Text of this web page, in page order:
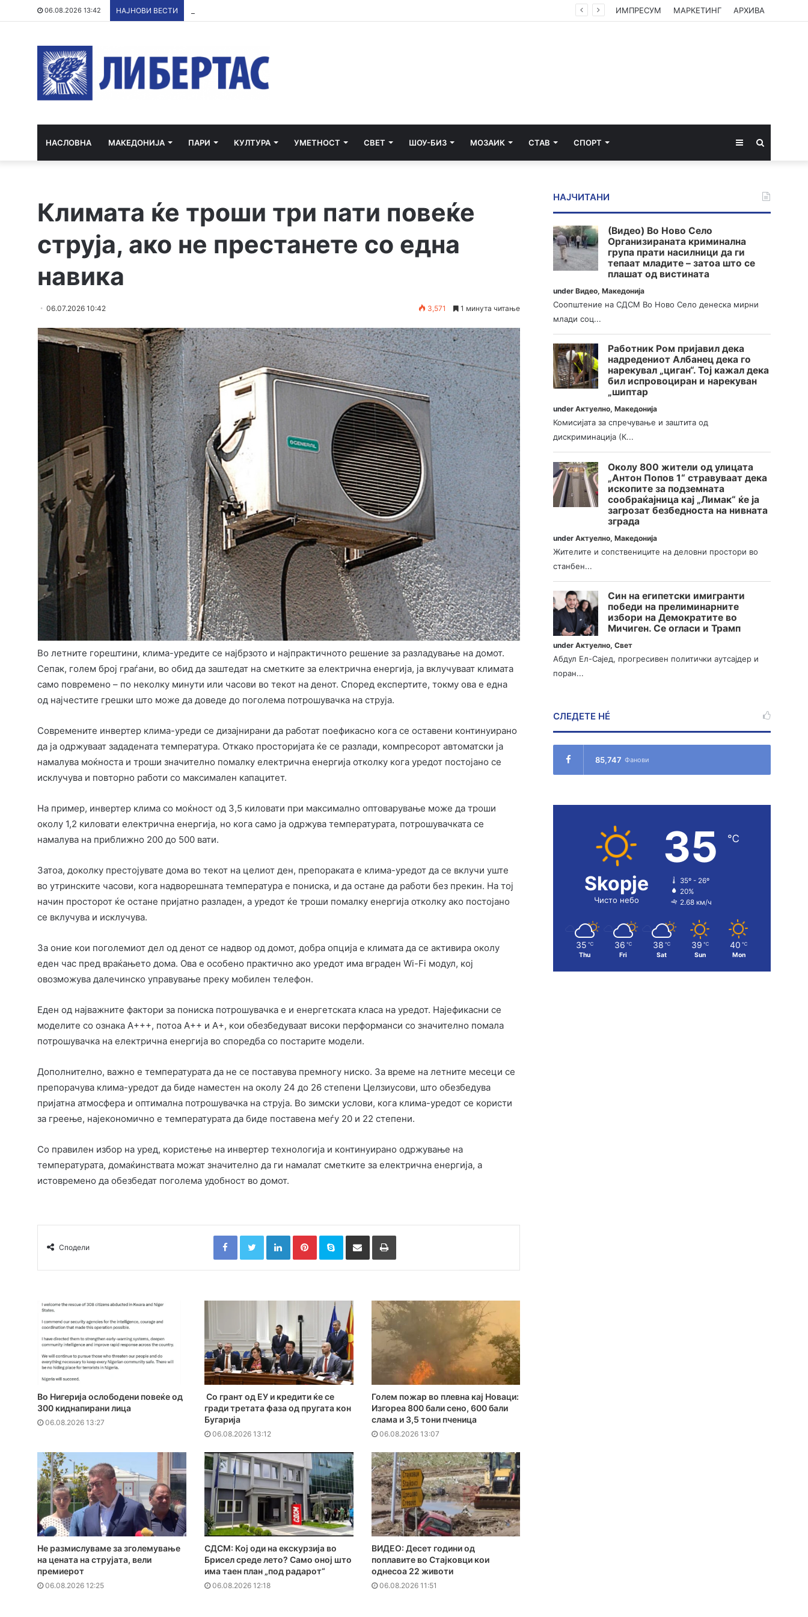
06.08.2026 13:42 НАЈНОВИ ВЕСТИ ИМПРЕСУМ МАРКЕТИНГ АРХИВА
НАСЛОВНА МАКЕДОНИЈА ПАРИ КУЛТУРА УМЕТНОСТ СВЕТ ШОУ-БИЗ МОЗАИК СТАВ СПОРТ Sidebar
Климата ќе троши три пати повеќе
струја, ако не престанете со една
навика
06.07.2026 10:42 3,571 1 минута читање
Во летните горештини, клима-уредите се најбрзото и најпрактичното решение за разладување на домот.
Сепак, голем број граѓани, во обид да заштедат на сметките за електрична енергија, ја вклучуваат климата
само повремено – по неколку минути или часови во текот на денот. Според експертите, токму ова е една
од најчестите грешки што може да доведе до поголема потрошувачка на струја.
Современите инвертер клима-уреди се дизајнирани да работат поефикасно кога се оставени континуирано
да ја одржуваат зададената температура. Откако просторијата ќе се разлади, компресорот автоматски ја
намалува моќноста и троши значително помалку електрична енергија отколку кога уредот постојано се
исклучува и повторно работи со максимален капацитет.
На пример, инвертер клима со моќност од 3,5 киловати при максимално оптоварување може да троши
околу 1,2 киловати електрична енергија, но кога само ја одржува температурата, потрошувачката се
намалува на приближно 200 до 500 вати.
Затоа, доколку престојувате дома во текот на целиот ден, препораката е клима-уредот да се вклучи уште
во утринските часови, кога надворешната температура е пониска, и да остане да работи без прекин. На тој
начин просторот ќе остане пријатно разладен, а уредот ќе троши помалку енергија отколку ако постојано
се вклучува и исклучува.
За оние кои поголемиот дел од денот се надвор од домот, добра опција е климата да се активира околу
еден час пред враќањето дома. Ова е особено практично ако уредот има вграден Wi-Fi модул, кој
овозможува далечинско управување преку мобилен телефон.
Еден од најважните фактори за пониска потрошувачка е и енергетската класа на уредот. Најефикасни се
моделите со ознака A+++, потоа A++ и A+, кои обезбедуваат високи перформанси со значително помала
потрошувачка на електрична енергија во споредба со постарите модели.
Дополнително, важно е температурата да не се поставува премногу ниско. За време на летните месеци се
препорачува клима-уредот да биде наместен на околу 24 до 26 степени Целзиусови, што обезбедува
пријатна атмосфера и оптимална потрошувачка на струја. Во зимски услови, кога клима-уредот се користи
за греење, најекономично е температурата да биде поставена меѓу 20 и 22 степени.
Со правилен избор на уред, користење на инвертер технологија и континуирано одржување на
температурата, домаќинствата можат значително да ги намалат сметките за електрична енергија, а
истовремено да обезбедат поголема удобност во домот.
Сподели
FacebookTwitterLinkedInPinterestSkype Сподели преку Е-маил Испринтај
Во Нигерија ослободени повеќе од
300 киднапирани лица
06.08.2026 13:27
Со грант од ЕУ и кредити ќе се
гради третата фаза од пругата кон
Бугарија
06.08.2026 13:12
Голем пожар во плевна кај Новаци:
Изгореа 800 бали сено, 600 бали
слама и 3,5 тони пченица
06.08.2026 13:07
Не размислуваме за зголемување
на цената на струјата, вели
премиерот
06.08.2026 12:25
СДСМ: Кој оди на екскурзија во
Брисел среде лето? Само оној што
има таен план „под радарот“
06.08.2026 12:18
ВИДЕО: Десет години од
поплавите во Стајковци кои
однесоа 22 животи
06.08.2026 11:51
НАЈЧИТАНИ
(Видео) Во Ново Село
Организираната криминална
група прати насилници да ги
тепаат младите – затоа што се
плашат од вистината
underВидео,Македонија
Соопштение на СДСМ Во Ново Село денеска мирни
млади соц...
Работник Ром пријавил дека
надредениот Албанец дека го
нарекувал „циган“. Тој кажал дека
бил испровоциран и нарекуван
„шиптар
underАктуелно,Македонија
Комисијата за спречување и заштита од
дискриминација (К...
Околу 800 жители од улицата
„Антон Попов 1“ стравуваат дека
ископите за подземната
сообраќајница кај „Лимак“ ќе ја
загрозат безбедноста на нивната
зграда
underАктуелно,Македонија
Жителите и сопствениците на деловни простори во
станбен...
Син на египетски имигранти
победи на прелиминарните
избори на Демократите во
Мичиген. Се огласи и Трамп
underАктуелно,Свет
Абдул Ел-Сајед, прогресивен политички аутсајдер и
поран...
СЛЕДЕТЕ НÉ
85,747 Фанови
Skopje
Чисто небо
35 ℃
35º - 26º
20%
2.68 км/ч
35 ℃
Thu
36 ℃
Fri
38 ℃
Sat
39 ℃
Sun
40 ℃
Mon